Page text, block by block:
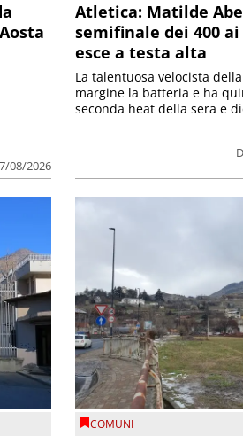
08/2026
Atletica: Matilde
semifinale dei 400
esce a testa alta
La talentuosa velocista
margine la batteria e ha
seconda heat della sera e
COMUNI